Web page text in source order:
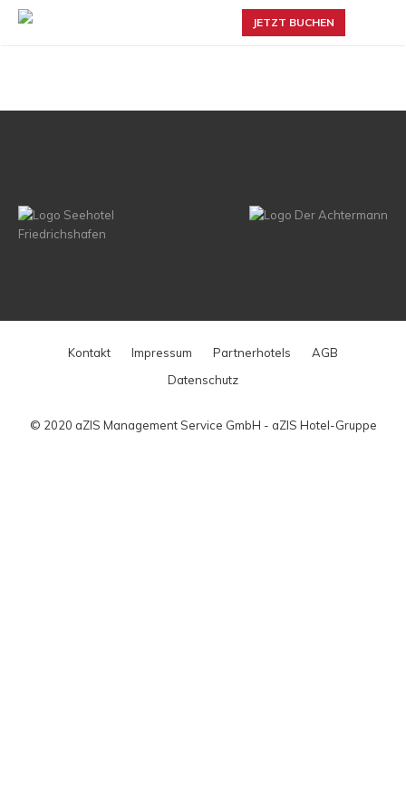
JETZT BUCHEN
Kontakt Impressum Partnerhotels
AGB
Datenschutz
© 2020 aZIS Management Service GmbH - aZIS Hotel-Gruppe